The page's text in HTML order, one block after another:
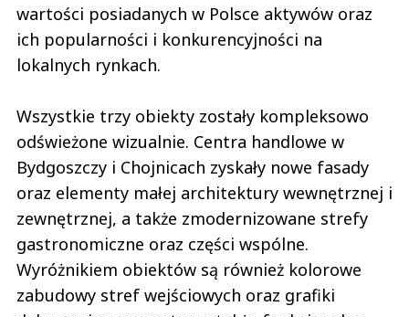
wartości posiadanych w Polsce aktywów oraz
ich popularności i konkurencyjności na
lokalnych rynkach.
Wszystkie trzy obiekty zostały kompleksowo
odświeżone wizualnie. Centra handlowe w
Bydgoszczy i Chojnicach zyskały nowe fasady
oraz elementy małej architektury wewnętrznej i
zewnętrznej, a także zmodernizowane strefy
gastronomiczne oraz części wspólne.
Wyróżnikiem obiektów są również kolorowe
zabudowy stref wejściowych oraz grafiki